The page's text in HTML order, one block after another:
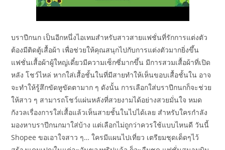
บราปีกนก เป็นอีกหนึ่งไอเทมสำหรับสาวสายแฟชั่นที่รักการแต่งตัว
ต้องมีติดตู้เสื้อผ้า เพื่อช่วยให้คุณสนุกไปกับการแต่งตัวมากยิ่งขึ้น
แฟชั่นเสื้อผ้าผู้ใหญ่เดี๋ยวมีความเซ็กซี่มากขึ้น มีการสวมเสื้อผ้าที่เปิด
หลัง โชว์ไหล่ หากใส่เสื้อชั้นในที่มีสายทำให้เห็นขอบเสื้อชั้นใน อาจ
จะทำให้รู้สึกขัดหูขัดตามาก ๆ ดังนั้น การเลือกใส่บราปีกนกก็จะช่วย
ให้สาว ๆ สามารถโชว์แผ่นหลังที่สวยงามได้อย่างสวยมั่นใจ หมด
กังวลเรื่องการใส่เสื้อแล้วเห็นสายชั้นในไปได้เลย สำหรับใครกำลัง
มองหาบราปีกนกมาใส่บ้าง แต่เลือกไม่ถูกว่าควรใช้แบบไหนดี วันนี้
Shopee ขอเอาใจสาว ๆ… ใครมีแผนไปเที่ยว เตรียมชุดเด็ดๆไว้